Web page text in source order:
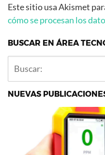
Este sitio usa Akismet
cómo se procesan los
BUSCAR EN ÁREA
NUEVAS